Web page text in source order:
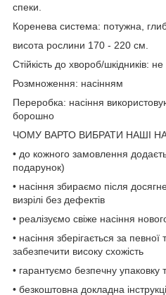
спеки.
Коренева система: потужна,
висота рослини 170 - 220 см.
Стійкість до хвороб/шкідників:
Розмноження: насінням
Переробка: насіння
борошно
ЧОМУ ВАРТО ВИБРАТИ НАШІ
• до кожного замовлення
подарунок)
• насіння збираємо після
визрілі без дефектів
• реалізуємо свіже насіння
• насіння зберігається за
забезпечити високу схожість
• гарантуємо безпечну упаковку
• безкоштовна докладна